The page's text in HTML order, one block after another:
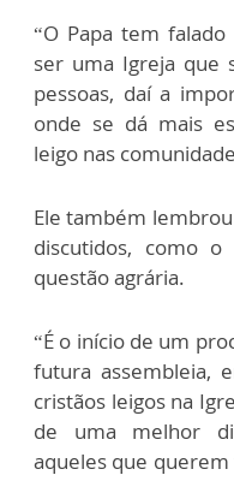
“O Papa tem
ser uma Igreja que
pessoas, daí a
onde se dá mais
leigo nas
Ele também
discutidos, como
questão agrária.
“É o início de um
futura assembleia,
cristãos leigos na
de uma melhor
aqueles que